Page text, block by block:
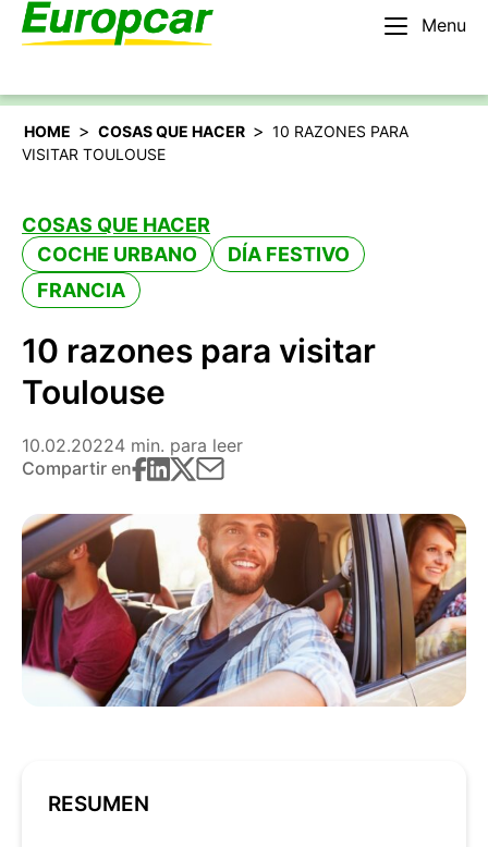
Menu
Español
HOME > COSAS QUE HACER > 10 RAZONES PARA
VISITAR TOULOUSE
COSAS QUE HACER
COCHE URBANO
DÍA FESTIVO
FRANCIA
10 razones para visitar
Toulouse
10.02.20224 min. para leer
Compartir en
RESUMEN